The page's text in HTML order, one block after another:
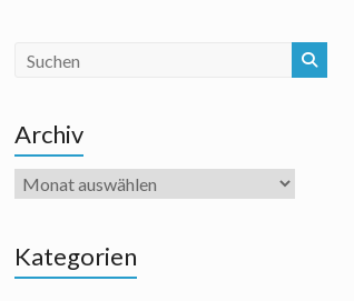
Archiv
Archiv
Kategorien